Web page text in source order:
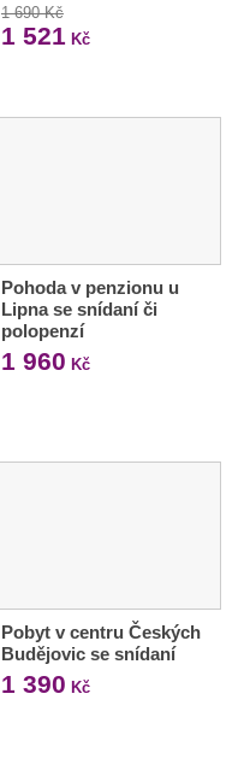
1 690 Kč
1 521 Kč
Pohoda v penzionu u
Lipna se snídaní či
polopenzí
1 960 Kč
Pobyt v centru Českých
Budějovic se snídaní
1 390 Kč